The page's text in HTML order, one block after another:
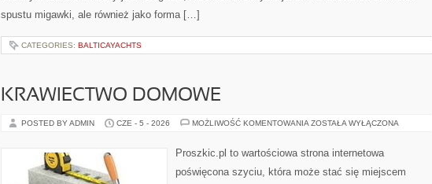
spustu migawki, ale również jako forma […]
CATEGORIES: BALTICAYACHTS
KRAWIECTWO DOMOWE
POSTED BY ADMIN CZE - 5 - 2026 MOŻLIWOŚĆ KOMENTOWANIA KRAWIECTWO
ZOSTAŁA WYŁĄCZONA
Proszkic.pl to wartościowa strona internetowa
poświęcona szyciu, która może stać się miejscem